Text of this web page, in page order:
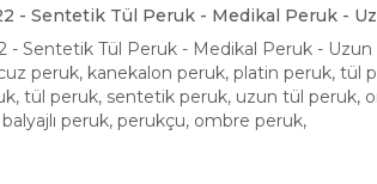
- Sentetik Tül Peruk - Medikal Peruk -
- Sentetik Tül Peruk - Medikal Peruk - Uzun
peruk, kanekalon peruk, platin peruk,
tül peruk, sentetik peruk, uzun tül peruk,
peruk, perukçu, ombre peruk,